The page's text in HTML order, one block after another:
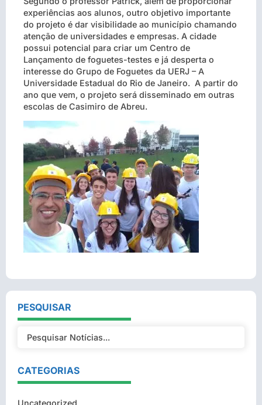
experiências aos alunos, outro objetivo importante
do projeto é dar visibilidade ao município chamando
atenção de universidades e empresas. A cidade
possui potencial para criar um Centro de
Lançamento de foguetes-testes e já desperta o
interesse do Grupo de Foguetes da UERJ – A
Universidade Estadual do Rio de Janeiro. A partir do
ano que vem, o projeto será disseminado em outras
escolas de Casimiro de Abreu.
PESQUISAR
CATEGORIAS
Uncategorized